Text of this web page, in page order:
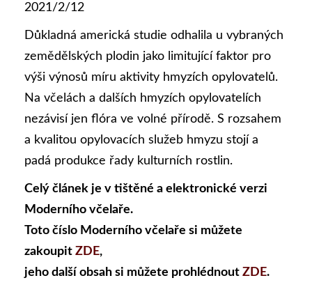
2021/2/12
Důkladná americká studie odhalila u vybraných
zemědělských plodin jako limitující faktor pro
výši výnosů míru aktivity hmyzích opylovatelů.
Na včelách a dalších hmyzích opylovatelích
nezávisí jen flóra ve volné přírodě. S rozsahem
a kvalitou opylovacích služeb hmyzu stojí a
padá produkce řady kulturních rostlin.
Celý článek je v tištěné a elektronické verzi
Moderního včelaře.
Toto číslo Moderního včelaře si můžete
zakoupit ZDE,
jeho další obsah si můžete prohlédnout ZDE.